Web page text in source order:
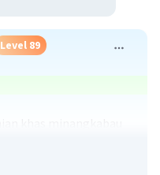
Level 89